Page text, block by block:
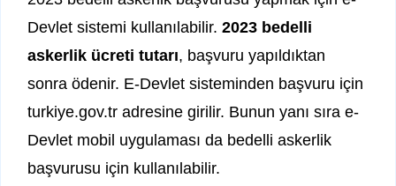
Devlet sistemi kullanılabilir. 2023 bedelli
askerlik ücreti tutarı, başvuru yapıldıktan
sonra ödenir. E-Devlet sisteminden başvuru için
turkiye.gov.tr adresine girilir. Bunun yanı sıra e-
Devlet mobil uygulaması da bedelli askerlik
başvurusu için kullanılabilir.